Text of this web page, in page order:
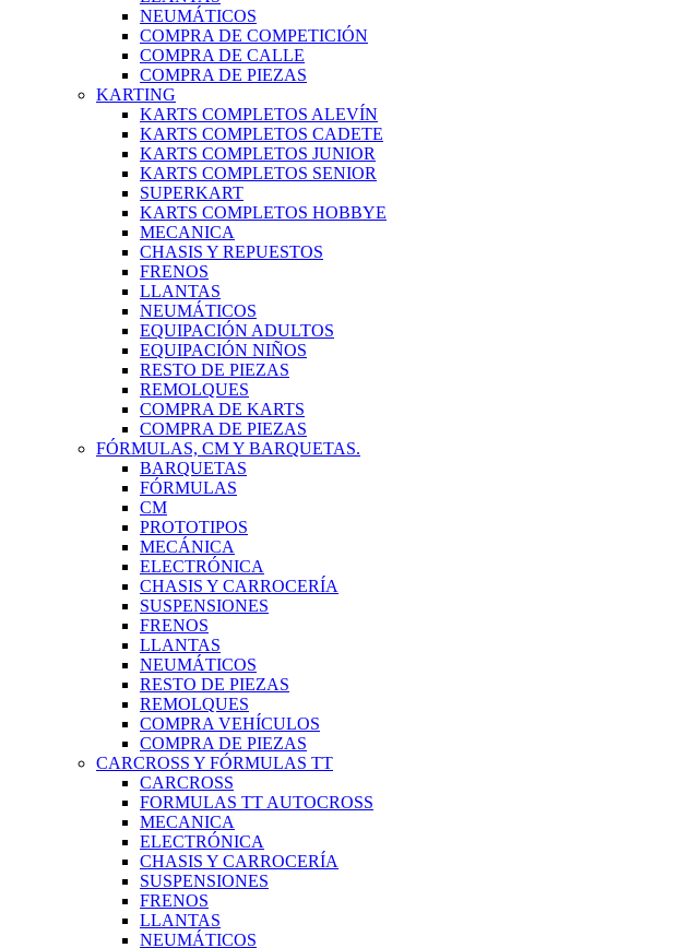
NEUMÁTICOS
COMPRA DE COMPETICIÓN
COMPRA DE CALLE
COMPRA DE PIEZAS
KARTING
KARTS COMPLETOS ALEVÍN
KARTS COMPLETOS CADETE
KARTS COMPLETOS JUNIOR
KARTS COMPLETOS SENIOR
SUPERKART
KARTS COMPLETOS HOBBYE
MECANICA
CHASIS Y REPUESTOS
FRENOS
LLANTAS
NEUMÁTICOS
EQUIPACIÓN ADULTOS
EQUIPACIÓN NIÑOS
RESTO DE PIEZAS
REMOLQUES
COMPRA DE KARTS
COMPRA DE PIEZAS
FÓRMULAS, CM Y BARQUETAS.
BARQUETAS
FÓRMULAS
CM
PROTOTIPOS
MECÁNICA
ELECTRÓNICA
CHASIS Y CARROCERÍA
SUSPENSIONES
FRENOS
LLANTAS
NEUMÁTICOS
RESTO DE PIEZAS
REMOLQUES
COMPRA VEHÍCULOS
COMPRA DE PIEZAS
CARCROSS Y FÓRMULAS TT
CARCROSS
FORMULAS TT AUTOCROSS
MECANICA
ELECTRÓNICA
CHASIS Y CARROCERÍA
SUSPENSIONES
FRENOS
LLANTAS
NEUMÁTICOS